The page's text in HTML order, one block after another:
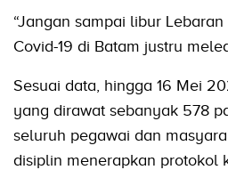
“Jangan sampai libur
Covid-19 di Batam justru
Sesuai data, hingga 16 Mei
yang dirawat sebanyak 578
seluruh pegawai dan
disiplin menerapkan protokol